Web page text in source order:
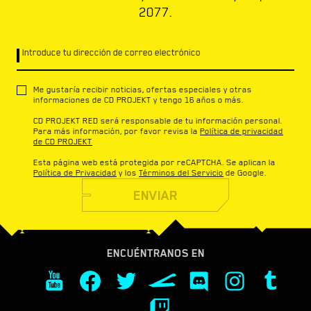
2077.
Introduce tu dirección de correo electrónico
Me gustaría recibir noticias, ofertas especiales y otras
informaciones de CD PROJEKT y tengo 16 años o más.
CD PROJEKT RED será responsable de tu información personal.
Para más información, por favor revisa la Política de privacidad
de CD PROJEKT
Esta página web está protegida por reCAPTCHA. Se aplican la
Política de Privacidad y los Términos del Servicio de Google.
ENVIAR
ENCUÉNTRANOS EN